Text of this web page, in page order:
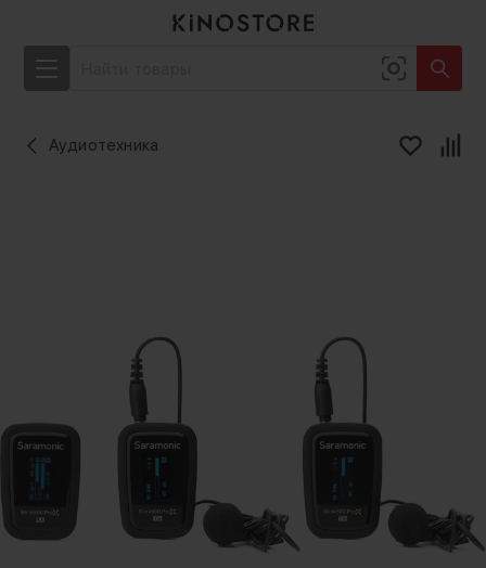
Аудиотехника